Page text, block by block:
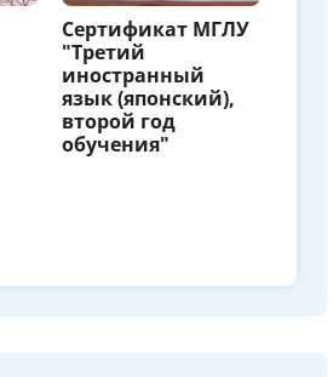
Сертификат МГЛУ
"Третий
иностранный
язык (японский),
второй год
обучения"